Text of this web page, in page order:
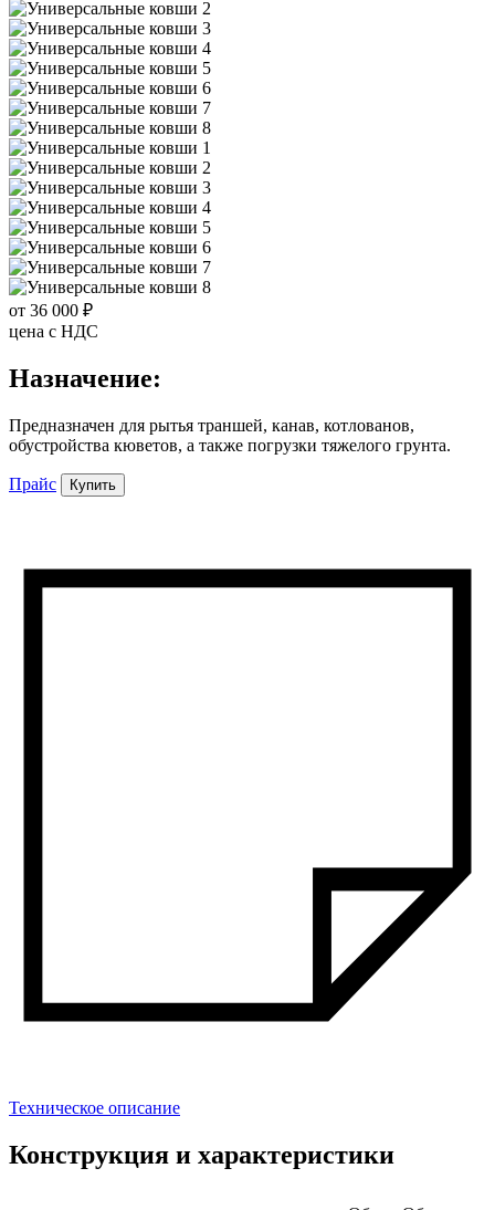
от 36 000 ₽
цена c НДС
Назначение:
Предназначен для рытья траншей, канав, котлованов,
обустройства кюветов, а также погрузки тяжелого грунта.
Прайс Купить
Техническое описание
Конструкция и характеристики